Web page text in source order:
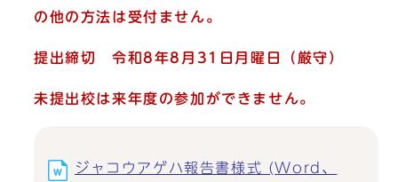
の他の方法は受付ません。
提出締切 令和8年8月31日月曜日（厳守）
未提出校は来年度の参加ができません。
ジャコウアゲハ報告書様式 (Word、